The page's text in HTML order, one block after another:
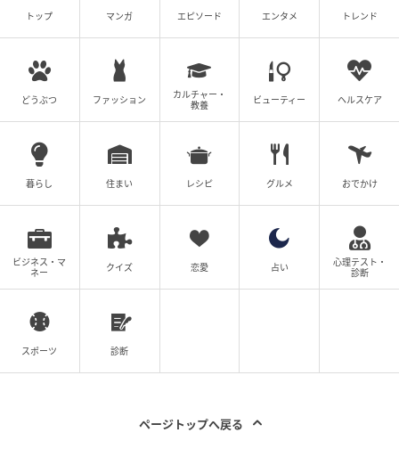
トップ マンガ エピソード エンタメ トレンド
どうぶつ ファッション
カルチャー・
教養
ビューティー ヘルスケア
暮らし 住まい レシピ グルメ おでかけ
ビジネス・マ
ネー
クイズ 恋愛 占い
心理テスト・
診断
スポーツ 診断
ページトップへ戻る